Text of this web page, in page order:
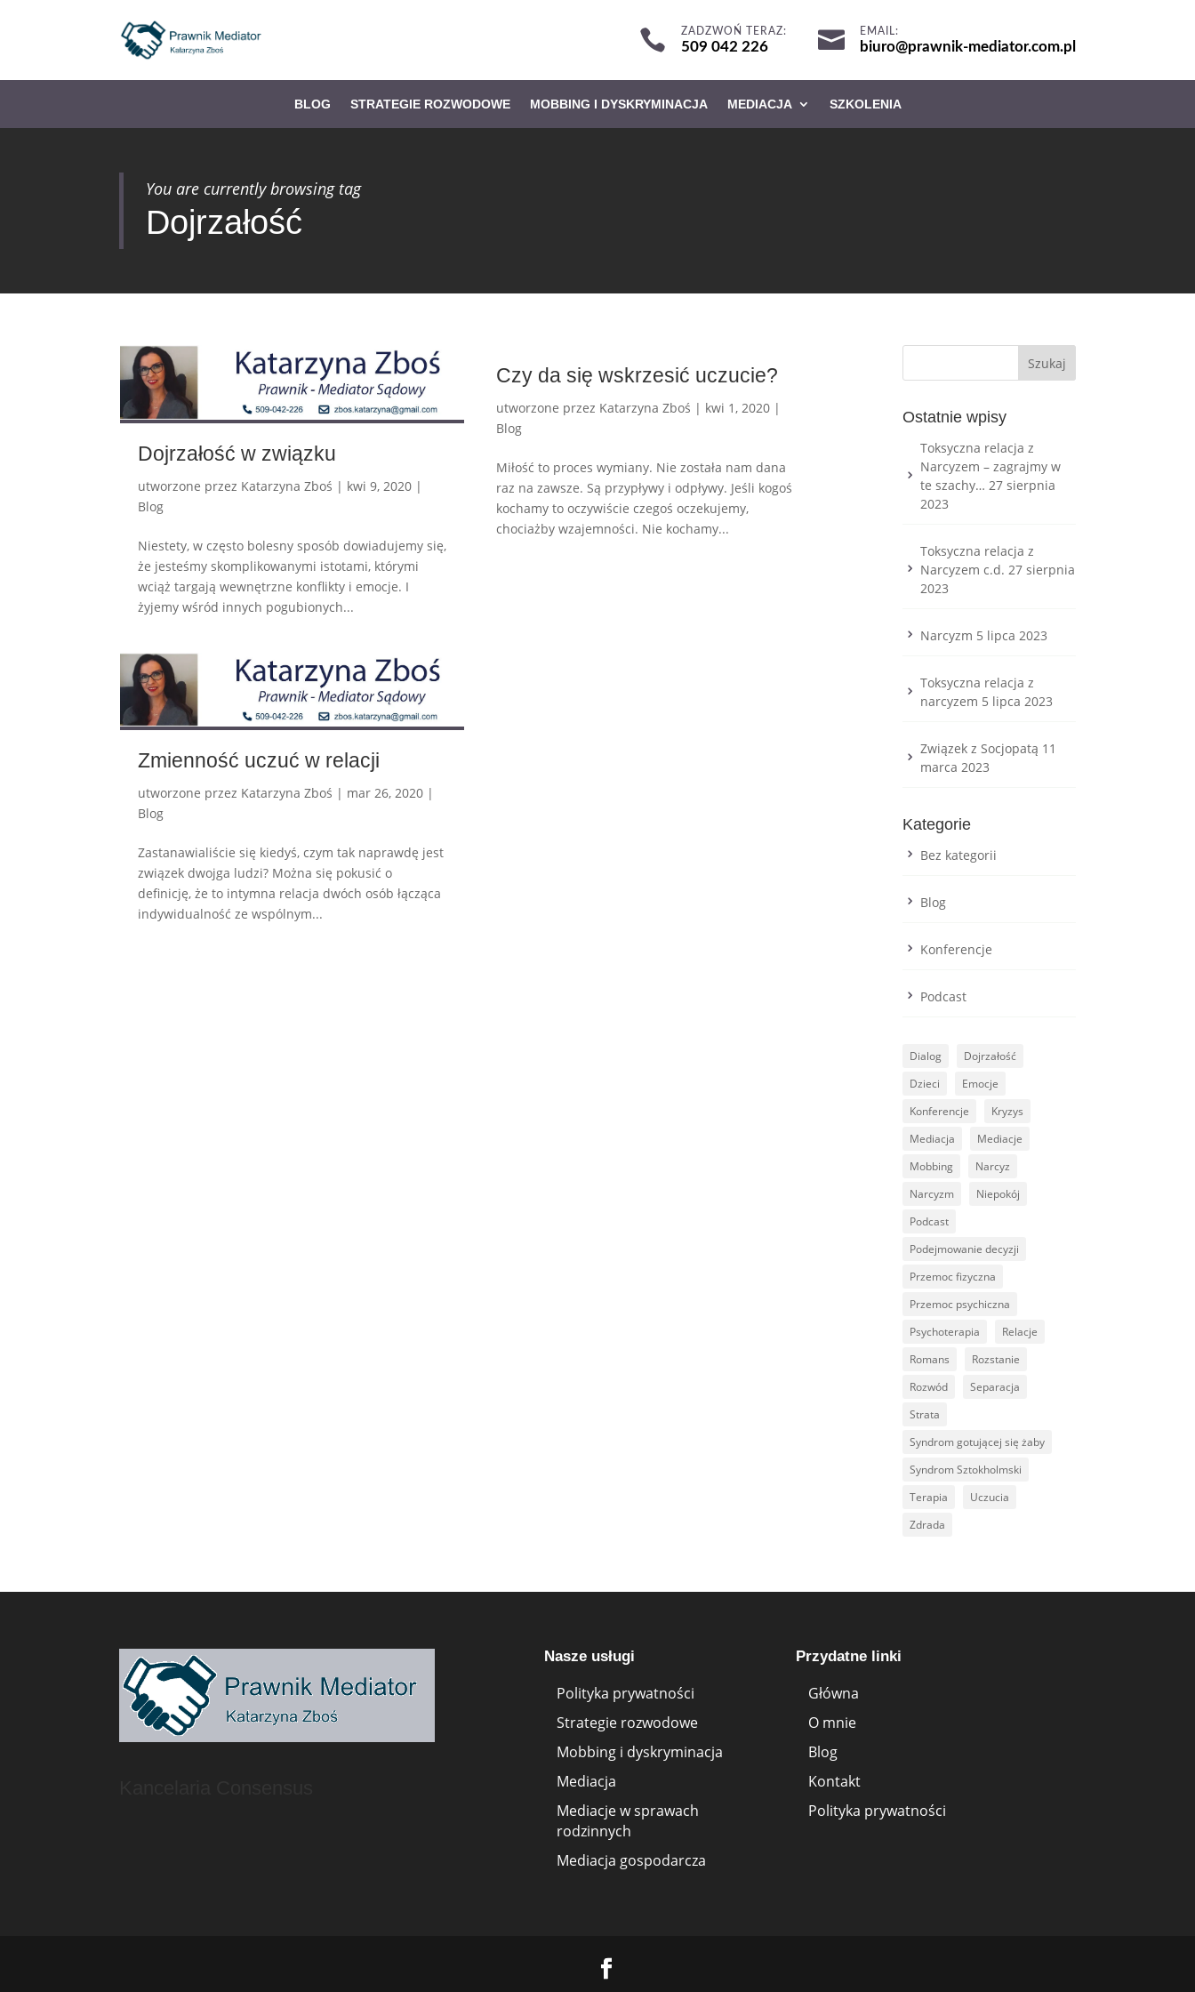
 ZADZWOŃ TERAZ:
509 042 226  EMAIL:
biuro@prawnik-mediator.com.pl
BLOG STRATEGIE ROZWODOWE MOBBING I DYSKRYMINACJA MEDIACJA SZKOLENIA
You are currently browsing tag
Dojrzałość
Dojrzałość w związku
utworzone przez Katarzyna Zboś | kwi 9, 2020|
Blog
Niestety, w często bolesny sposób dowiadujemy się,
że jesteśmy skomplikowanymi istotami, którymi
wciąż targają wewnętrzne konflikty i emocje. I
żyjemy wśród innych pogubionych...
Czy da się wskrzesić uczucie?
utworzone przez Katarzyna Zboś | kwi 1, 2020 |
Blog
Miłość to proces wymiany. Nie została nam dana
raz na zawsze. Są przypływy i odpływy. Jeśli kogoś
kochamy to oczywiście czegoś oczekujemy,
chociażby wzajemności. Nie kochamy...
Zmienność uczuć w relacji
utworzone przez Katarzyna Zboś | mar 26, 2020|
Blog
Zastanawialiście się kiedyś, czym tak naprawdę jest
związek dwojga ludzi? Można się pokusić o
definicję, że to intymna relacja dwóch osób łącząca
indywidualność ze wspólnym...
Ostatnie wpisy
Toksyczna relacja z
Narcyzem – zagrajmy w
te szachy… 27 sierpnia
2023
Toksyczna relacja z
Narcyzem c.d. 27 sierpnia
2023
Narcyzm 5 lipca 2023
Toksyczna relacja z
narcyzem 5 lipca 2023
Związek z Socjopatą 11
marca 2023
Kategorie
Bez kategorii
Blog
Konferencje
Podcast
Dialog
Dojrzałość
Dzieci
Emocje
Konferencje
Kryzys
Mediacja
Mediacje
Mobbing
Narcyz
Narcyzm
Niepokój
Podcast
Podejmowanie decyzji
Przemoc fizyczna
Przemoc psychiczna
Psychoterapia
Relacje
Romans
Rozstanie
Rozwód
Separacja
Strata
Syndrom gotującej się żaby
Syndrom Sztokholmski
Terapia
Uczucia
Zdrada
Nasze usługi
Polityka prywatności
Strategie rozwodowe
Mobbing i dyskryminacja
Mediacja
Mediacje w sprawach
rodzinnych
Mediacja gospodarcza
Przydatne linki
Główna
O mnie
Blog
Kontakt
Polityka prywatności